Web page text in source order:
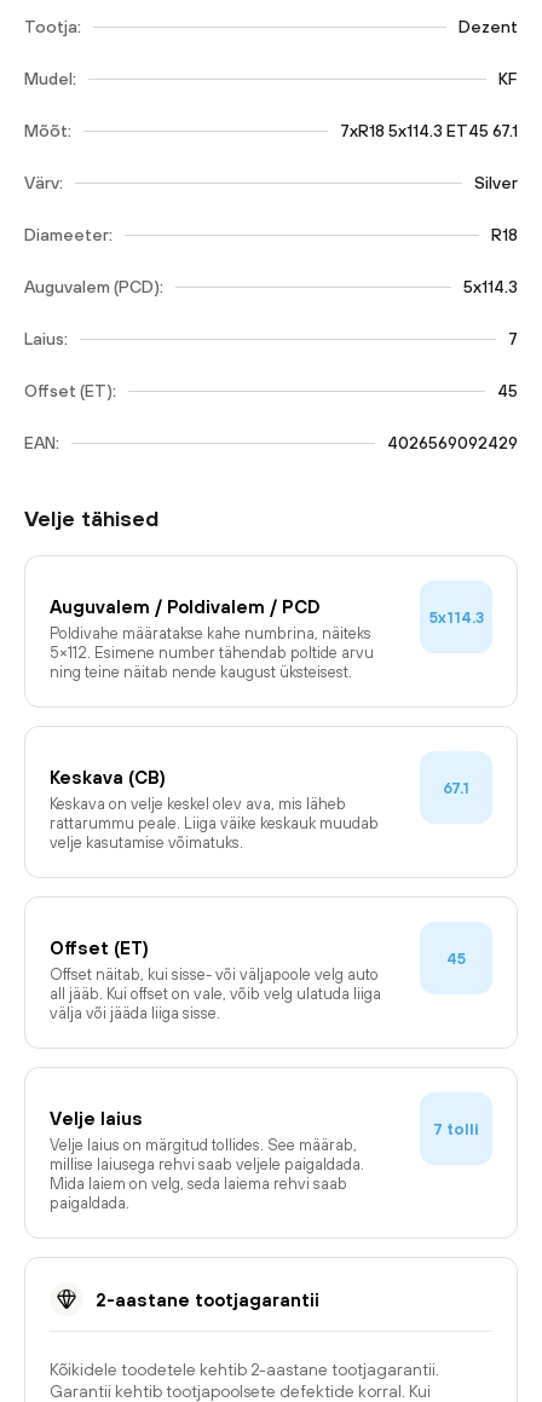
Tootja: Dezent
Mudel: KF
Mõõt: 7xR18 5x114.3 ET45 67.1
Värv: Silver
Diameeter: R18
Auguvalem (PCD): 5x114.3
Laius: 7
Offset (ET): 45
EAN: 4026569092429
Velje tähised
Auguvalem / Poldivalem / PCD
Poldivahe määratakse kahe numbrina, näiteks
5×112. Esimene number tähendab poltide arvu
ning teine näitab nende kaugust üksteisest.
5x114.3
Keskava (CB)
Keskava on velje keskel olev ava, mis läheb
rattarummu peale. Liiga väike keskauk muudab
velje kasutamise võimatuks.
67.1
Offset (ET)
Offset näitab, kui sisse- või väljapoole velg auto
all jääb. Kui offset on vale, võib velg ulatuda liiga
välja või jääda liiga sisse.
45
Velje laius
Velje laius on märgitud tollides. See määrab,
millise laiusega rehvi saab veljele paigaldada.
Mida laiem on velg, seda laiema rehvi saab
paigaldada.
7 tolli
2-aastane tootjagarantii
Kõikidele toodetele kehtib 2-aastane tootjagarantii.
Garantii kehtib tootjapoolsete defektide korral. Kui